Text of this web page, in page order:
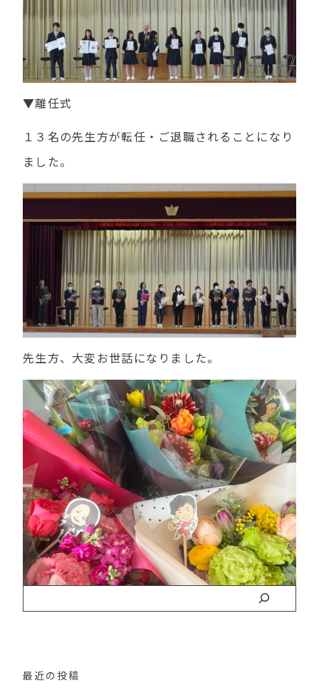
▼離任式
１３名の先生方が転任・ご退職されることになり
ました。
先生方、大変お世話になりました。
最近の投稿